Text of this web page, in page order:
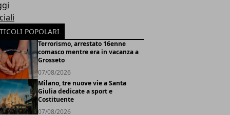
POPOLARI
Terrorismo, arrestato 16enne
comasco mentre era in vacanza a
Grosseto
07/08/2026
Milano, tre nuove vie a Santa
Giulia dedicate a sport e
Costituente
07/08/2026